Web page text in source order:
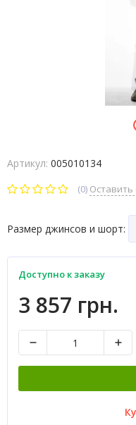
Артикул: 005010134
(0) Оставить
Размер джинсов и шорт:
Доступно к заказу
3 857 грн.